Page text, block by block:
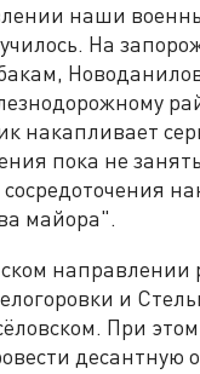
наши
На
накапливает
пока не
майора".
и
При
десантную